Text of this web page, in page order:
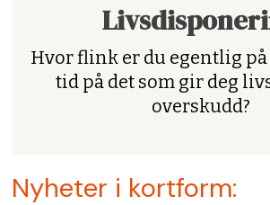
Hvor flink er du egentlig
tid på det som gir deg
overskudd?
Nyheter i kortform: